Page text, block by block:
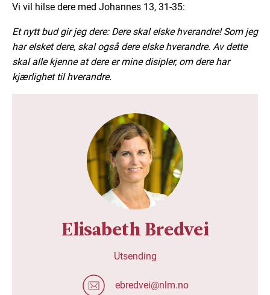
Vi vil hilse dere med Johannes 13, 31-35:
Et nytt bud gir jeg dere: Dere skal elske hverandre! Som jeg
har elsket dere, skal også dere elske hverandre. Av dette
skal alle kjenne at dere er mine disipler, om dere har
kjærlighet til hverandre.
Elisabeth Bredvei
Utsending
ebredvei@nlm.no